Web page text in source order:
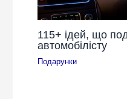
115+ ідей, що
автомобілісту
Подарунки